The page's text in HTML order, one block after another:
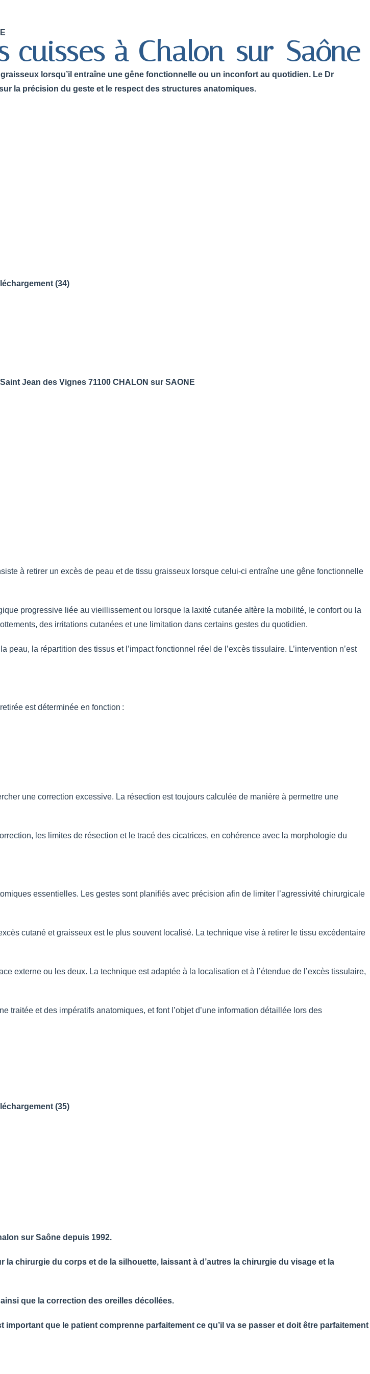
cuisses à Chalon-sur-Saône
lorsqu’il entraîne une gêne fonctionnelle ou un inconfort au quotidien. Le Dr
la précision du geste et le respect des structures anatomiques.
à retirer un excès de peau et de tissu graisseux lorsque celui-ci entraîne une gêne fonctionnelle
progressive liée au vieillissement ou lorsque la laxité cutanée altère la mobilité, le confort ou la
des irritations cutanées et une limitation dans certains gestes du quotidien.
la répartition des tissus et l’impact fonctionnel réel de l’excès tissulaire. L’intervention n’est
est déterminée en fonction :
une correction excessive. La résection est toujours calculée de manière à permettre une
les limites de résection et le tracé des cicatrices, en cohérence avec la morphologie du
essentielles. Les gestes sont planifiés avec précision afin de limiter l’agressivité chirurgicale
cutané et graisseux est le plus souvent localisé. La technique vise à retirer le tissu excédentaire
externe ou les deux. La technique est adaptée à la localisation et à l’étendue de l’excès tissulaire,
traitée et des impératifs anatomiques, et font l’objet d’une information détaillée lors des
sur Saône depuis 1992.
chirurgie du corps et de la silhouette, laissant à d’autres la chirurgie du visage et la
que la correction des oreilles décollées.
que le patient comprenne parfaitement ce qu’il va se passer et doit être parfaitement